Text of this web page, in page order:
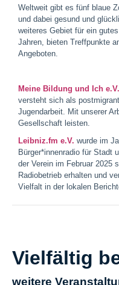
Weltweit gibt es fünf blaue
und dabei gesund und
weiteres Gebiet für ein
Jahren, bieten Treffpunkte
Angeboten.
Meine Bildung und Ich e.V.
versteht sich als
Jugendarbeit. Mit unserer
Gesellschaft leisten.
Leibniz.fm e.V. wurde im
Bürger*innenradio für Stadt
der Verein im Februar 2025
Radiobetrieb erhalten und
Vielfalt in der lokalen
Vielfältig
weitere